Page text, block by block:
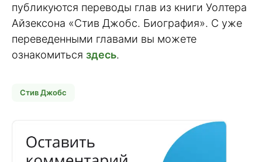
публикуются переводы глав из книги Уолтера
Айзексона «Стив Джобс. Биография». С уже
переведенными главами вы можете
ознакомиться здесь.
Стив Джобс